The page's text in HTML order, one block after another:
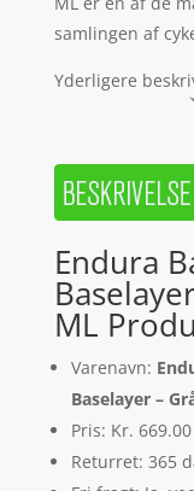
samlingen af
Yderligere
Endura
ML
Varenavn:
Baselayer –
Pris: Kr. 669.00
Returret: 365